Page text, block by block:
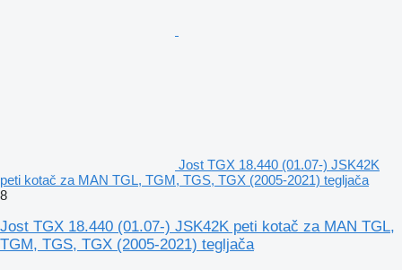
Jost TGX 18.440 (01.07-) JSK42K
peti kotač za MAN TGL, TGM, TGS, TGX (2005-2021) tegljača
8
Jost TGX 18.440 (01.07-) JSK42K peti kotač za MAN TGL,
TGM, TGS, TGX (2005-2021) tegljača